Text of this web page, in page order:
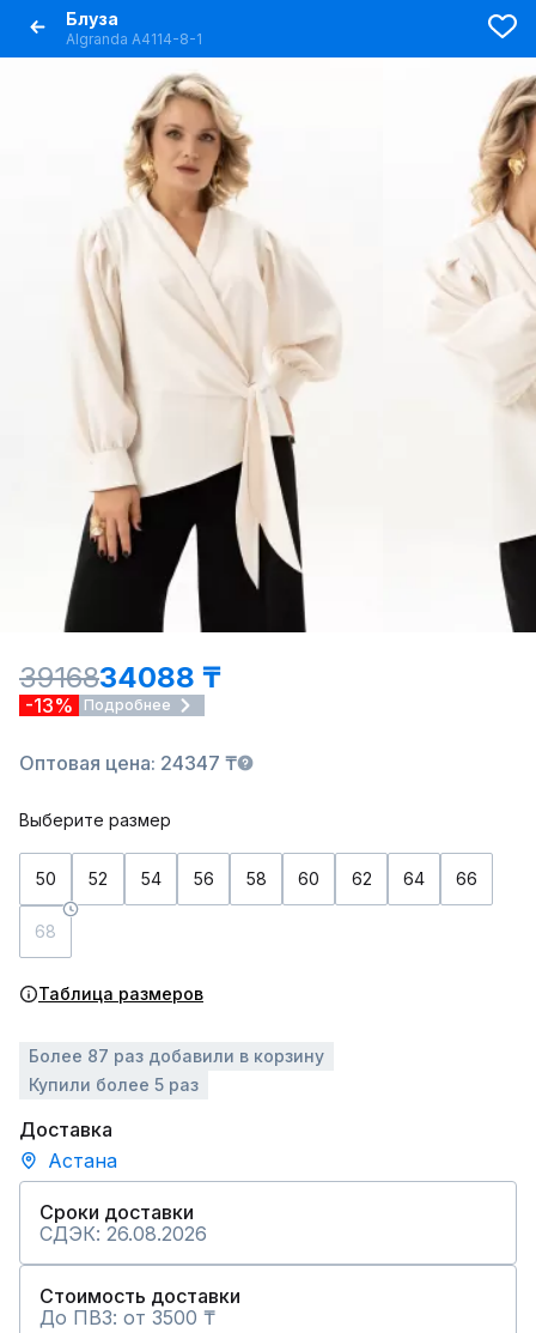
Блуза
Algranda А4114-8-1
3916834088 ₸
-13% Подробнее
Оптовая цена: 24347 ₸
Выберите размер
50 52 54 56 58 60 62 64 66
68
Таблица размеров
Более 87 раз добавили в корзину
Купили более 5 раз
Доставка
Астана
Сроки доставки
СДЭК: 26.08.2026
Стоимость доставки
До ПВЗ: от 3500 ₸